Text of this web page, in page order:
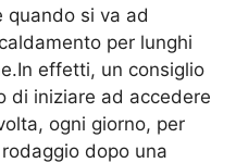
quando si va ad
per lunghi
effetti, un consiglio
di iniziare ad accedere
ogni giorno, per
dopo una